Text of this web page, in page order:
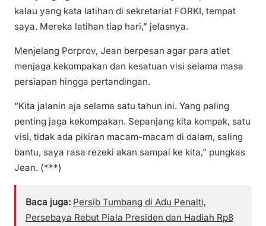
kalau yang kata latihan di sekretariat FORKI, tempat
saya. Mereka latihan tiap hari,” jelasnya.
Menjelang Porprov, Jean berpesan agar para atlet
menjaga kekompakan dan kesatuan visi selama masa
persiapan hingga pertandingan.
“Kita jalanin aja selama satu tahun ini. Yang paling
penting jaga kekompakan. Sepanjang kita kompak, satu
visi, tidak ada pikiran macam-macam di dalam, saling
bantu, saya rasa rezeki akan sampai ke kita,” pungkas
Jean. (***)
Baca juga: Persib Tumbang di Adu Penalti,
Persebaya Rebut Piala Presiden dan Hadiah Rp8